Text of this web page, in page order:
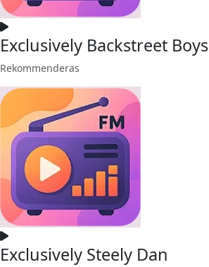
Exclusively Backstreet Boys
Rekommenderas
Exclusively Steely Dan